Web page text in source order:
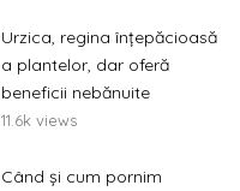
Urzica, regina înțepăcioasă
a plantelor, dar oferă
beneficii nebănuite
11.6k views
Când și cum pornim